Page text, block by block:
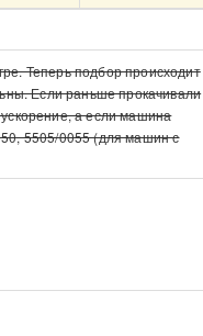
Теперь подбор происходит
Если раньше прокачивали
ускорение, а если машина
5505/0055 (для машин с